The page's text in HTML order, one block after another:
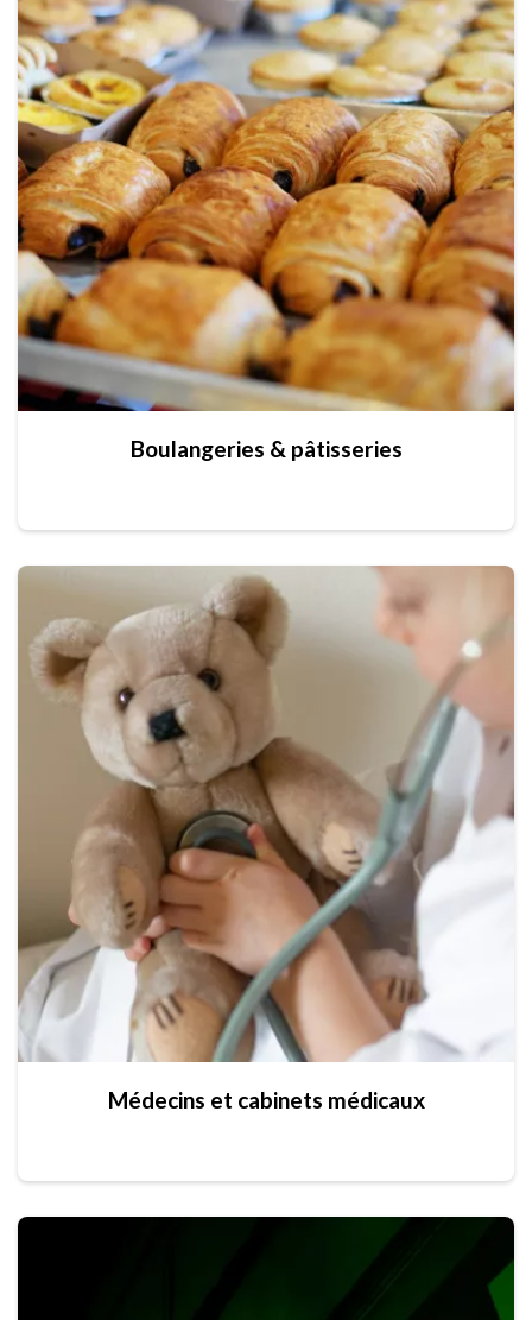
Boulangeries & pâtisseries
Médecins et cabinets médicaux